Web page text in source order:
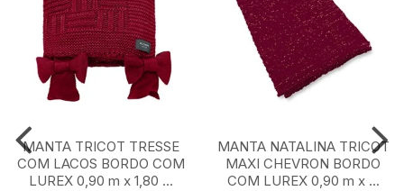
MANTA TRICOT TRESSE
COM LACOS BORDO COM
LUREX 0,90 m x 1,80 ...
MANTA NATALINA TRICOT
MAXI CHEVRON BORDO
COM LUREX 0,90 m x ...